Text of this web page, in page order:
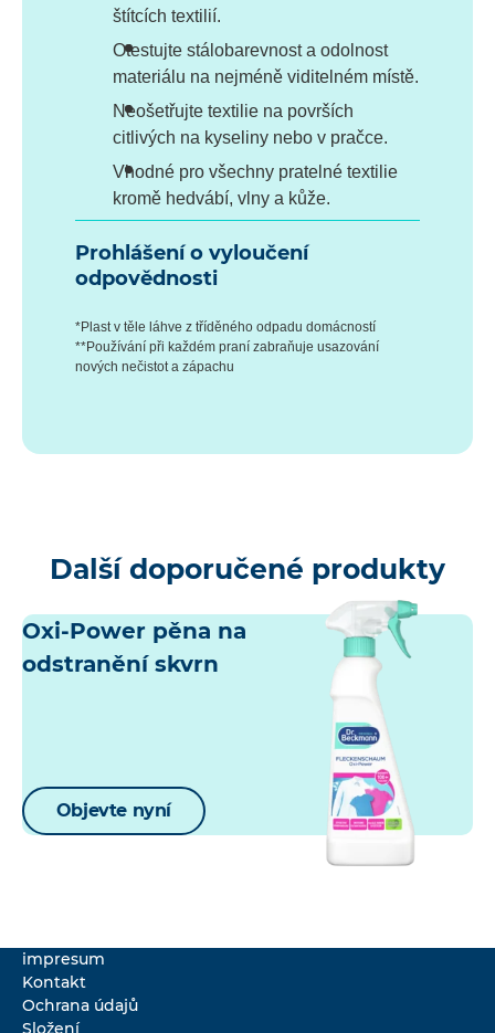
štítcích textilií.
Otestujte stálobarevnost a odolnost
materiálu na nejméně viditelném místě.
Neošetřujte textilie na površích
citlivých na kyseliny nebo v pračce.
Vhodné pro všechny pratelné textilie
kromě hedvábí, vlny a kůže.
Prohlášení o vyloučení
odpovědnosti
*Plast v těle láhve z tříděného odpadu domácností
**Používání při každém praní zabraňuje usazování
nových nečistot a zápachu
Další doporučené produkty
Oxi-Power pěna na
odstranění skvrn
Objevte nyní
impresum
Kontakt
Ochrana údajů
Složení